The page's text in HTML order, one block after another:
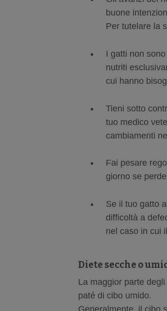
buone
Per tutelare la
I gatti non
nutriti
cui hanno
Tieni sotto
tuo medico
cambiamenti
Fai pesare
giorno se
Se il tuo gatto
difficoltà a
nel caso in cui
Diete secche o
La maggior parte
paté di cibo umido.
Generalmente, il cibo